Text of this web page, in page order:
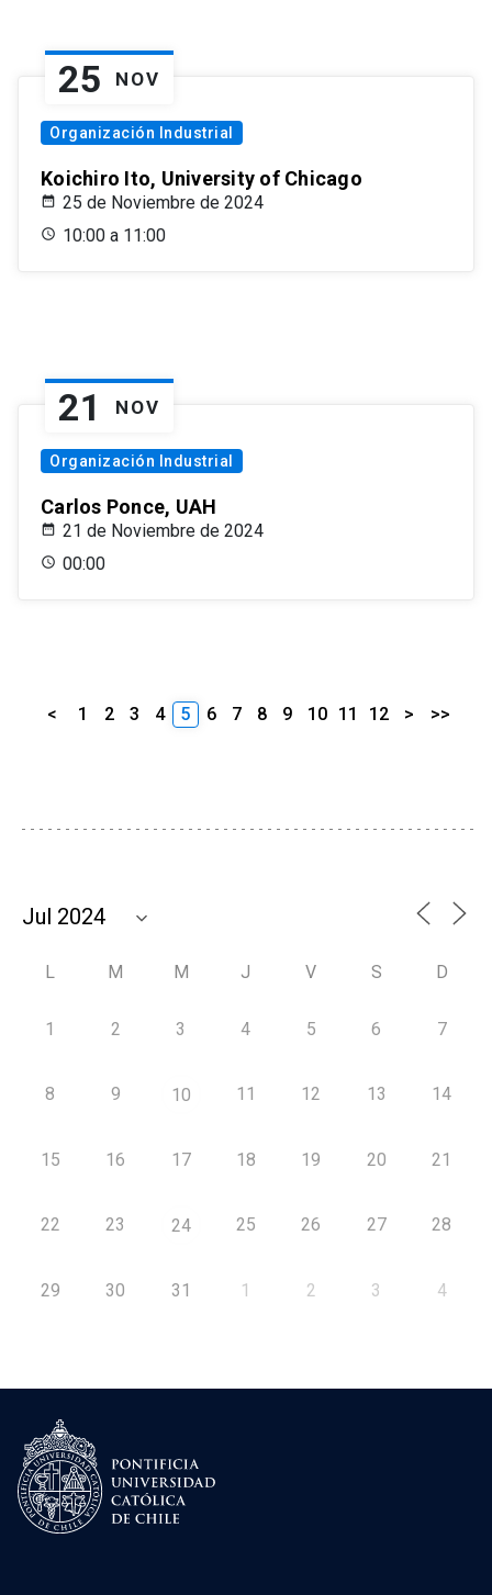
25 NOV
Organización Industrial
Koichiro Ito, University of Chicago
25 de Noviembre de 2024
10:00 a 11:00
21 NOV
Organización Industrial
Carlos Ponce, UAH
21 de Noviembre de 2024
00:00
< 1 2 3 4 5 6 7 8 9 10 11 12 > >>
L M M J V S D
1 2 3 4 5 6 7
8 9 10 11 12 13 14
15 16 17 18 19 20 21
22 23 24 25 26 27 28
29 30 31 1 2 3 4